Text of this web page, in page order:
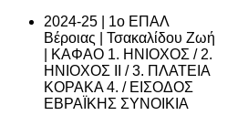
2024-25 | 1ο ΕΠΑΛ
Βέροιας | Τσακαλίδου Ζωή
| ΚΑΦΑΟ 1. ΗΝΙΟΧΟΣ / 2.
ΗΝΙΟΧΟΣ ΙΙ / 3. ΠΛΑΤΕΙΑ
ΚΟΡΑΚΑ 4. / ΕΙΣΟΔΟΣ
ΕΒΡΑΪΚΗΣ ΣΥΝΟΙΚΙΑ